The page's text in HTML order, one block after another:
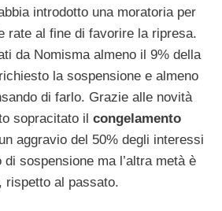
introdotto una moratoria per
rate al fine di favorire la ripresa.
da Nomisma almeno il 9% della
la sospensione e almeno
di farlo. Grazie alle novità
sopracitato il congelamento
aggravio del 50% degli interessi
sospensione ma l’altra metà è
rispetto al passato.